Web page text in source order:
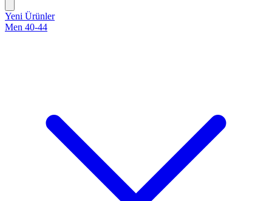
Yeni Ürünler
Men 40-44